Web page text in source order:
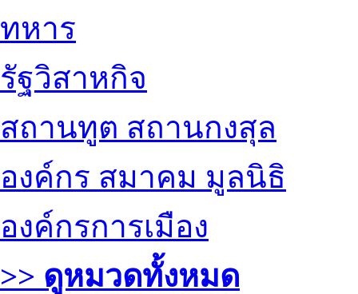
ทหาร
รัฐวิสาหกิจ
สถานทูต สถานกงสุล
องค์กร สมาคม มูลนิธิ
องค์กรการเมือง
>> ดูหมวดทั้งหมด